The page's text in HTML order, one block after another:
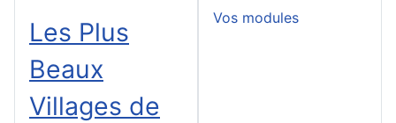
Les Plus
Beaux
Villages de
Vos modules